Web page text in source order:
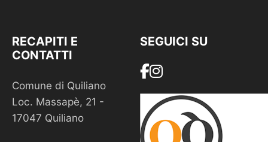
RECAPITI E
CONTATTI
Comune di Quiliano
Loc. Massapè, 21 -
17047 Quiliano
SEGUICI SU